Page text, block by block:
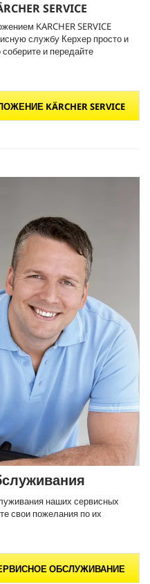
SERVICE
KARCHER SERVICE
службу Керхер просто и
и передайте
KÄRCHER SERVICE
наших сервисных
свои пожелания по их
ОБСЛУЖИВАНИЕ